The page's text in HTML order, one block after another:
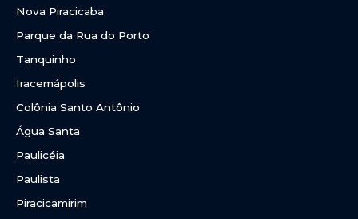
Nova Piracicaba
Parque da Rua do Porto
Tanquinho
Iracemápolis
Colônia Santo Antônio
Água Santa
Paulicéia
Paulista
Piracicamirim